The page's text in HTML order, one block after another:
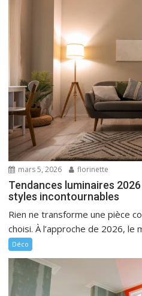
mars 5, 2026 florinette
Tendances luminaires
styles incontournables
Rien ne transforme une pièce
choisi. À l’approche de 2026, le
Déco